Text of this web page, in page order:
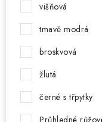
višňová
tmavě modrá
broskvová
žlutá
černé s třpytky
Průhledné